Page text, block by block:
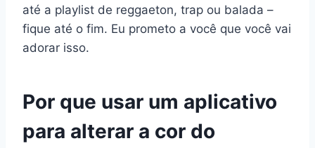
até a playlist de reggaeton, trap ou balada –
fique até o fim. Eu prometo a você que você vai
adorar isso.
Por que usar um aplicativo
para alterar a cor do